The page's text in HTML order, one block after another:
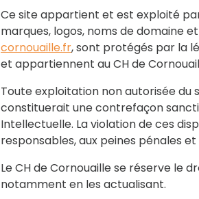
Ce site appartient et est exploité
marques, logos, noms de domaine
cornouaille.fr, sont protégés par la
et appartiennent au CH de
Toute exploitation non autorisée du
constituerait une contrefaçon
Intellectuelle. La violation de ces
responsables, aux peines pénales
Le CH de Cornouaille se réserve le
notamment en les actualisant.